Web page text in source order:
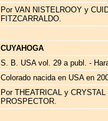
Por VAN NISTELROOY y
FITZCARRALDO.
CUYAHOGA
S. B. USA vol. 29 a publ. -
Colorado nacida en USA en
Por THEATRICAL y
PROSPECTOR.